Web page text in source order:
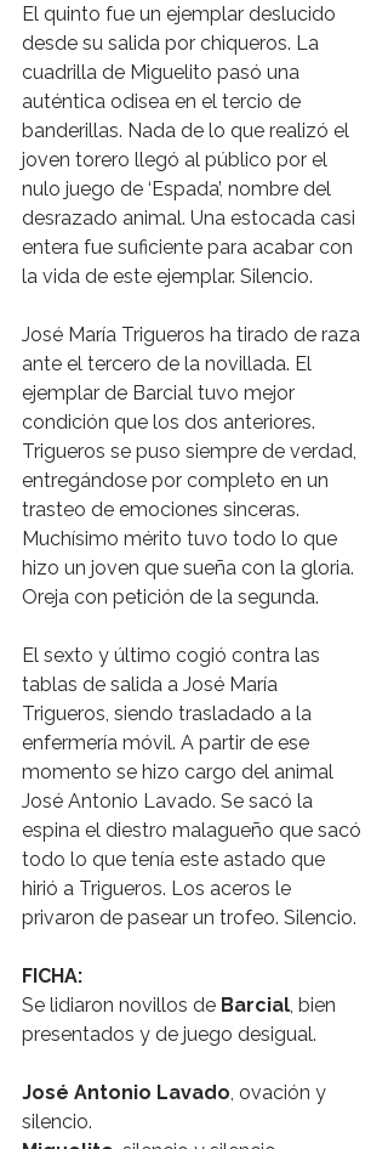
El quinto fue un ejemplar deslucido
desde su salida por chiqueros. La
cuadrilla de Miguelito pasó una
auténtica odisea en el tercio de
banderillas. Nada de lo que realizó el
joven torero llegó al público por el
nulo juego de ‘Espada’, nombre del
desrazado animal. Una estocada casi
entera fue suficiente para acabar con
la vida de este ejemplar. Silencio.
José María Trigueros ha tirado de raza
ante el tercero de la novillada. El
ejemplar de Barcial tuvo mejor
condición que los dos anteriores.
Trigueros se puso siempre de verdad,
entregándose por completo en un
trasteo de emociones sinceras.
Muchísimo mérito tuvo todo lo que
hizo un joven que sueña con la gloria.
Oreja con petición de la segunda.
El sexto y último cogió contra las
tablas de salida a José María
Trigueros, siendo trasladado a la
enfermería móvil. A partir de ese
momento se hizo cargo del animal
José Antonio Lavado. Se sacó la
espina el diestro malagueño que sacó
todo lo que tenía este astado que
hirió a Trigueros. Los aceros le
privaron de pasear un trofeo. Silencio.
FICHA:
Se lidiaron novillos de Barcial, bien
presentados y de juego desigual.
José Antonio Lavado, ovación y
silencio.